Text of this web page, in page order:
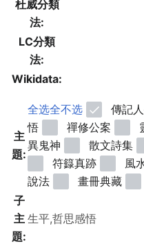
杜威分類
法:
LC分類
法:
Wikidata:
主
題:
全选全不选 傳記
悟
禪修公案
異鬼神
散文詩集
符籙真跡
風
說法
畫冊典藏
子
主
題: